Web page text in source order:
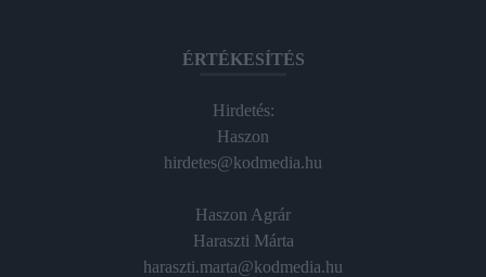
ÉRTÉKESÍTÉS
Hirdetés:
Haszon
hirdetes@kodmedia.hu
Haszon Agrár
Haraszti Márta
haraszti.marta@kodmedia.hu